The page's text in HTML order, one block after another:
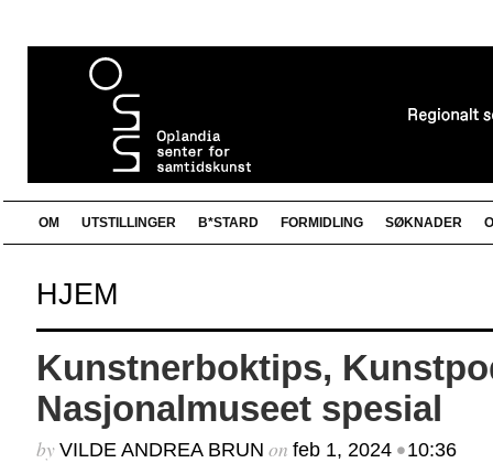
Bloggrull
http://kunstopp.no/?attachment_id=5537
Kunst som stedsutvikler GD 26.03.14
Plugins
Suggest Ideas
Themes
WordPress Blog
WordPress Planet
Nyhetsbrev
Samarbeidspartnere/Lenker
Billedkunstnerne Innlandet
Innlandet fylkeskommune
Lillehammer kommune
OM UTSTILLINGER B*STARD FORMIDLING SØKNADER
HJEM
Kunstnerboktips,
Nasjonalmuseet spesial
by VILDE ANDREA BRUN on feb 1, 2024•10:36